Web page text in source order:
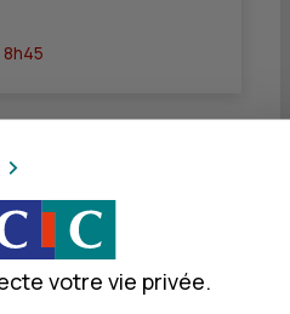
les localités
votre vie privée.